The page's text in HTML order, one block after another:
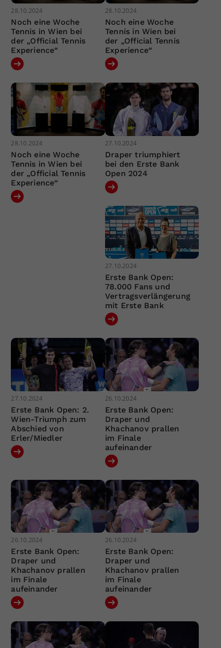
28.10.2024
Noch eine Woche
Tennis in Wien bei
der „Official Tennis
Experience“
28.10.2024
Noch eine Woche
Tennis in Wien bei
der „Official Tennis
Experience“
28.10.2024
Noch eine Woche
Tennis in Wien bei
der „Official Tennis
Experience“
27.10.2024
Draper triumphiert
bei den Erste Bank
Open 2024
27.10.2024
Erste Bank Open:
78.000 Fans und
Vertragsverlängerung
mit Erste Bank
27.10.2024
Erste Bank Open: 2.
Wien-Triumph zum
Abschied von
Erler/Miedler
26.10.2024
Erste Bank Open:
Draper und
Khachanov prallen
im Finale
aufeinander
26.10.2024
Erste Bank Open:
Draper und
Khachanov prallen
im Finale
aufeinander
26.10.2024
Erste Bank Open:
Draper und
Khachanov prallen
im Finale
aufeinander